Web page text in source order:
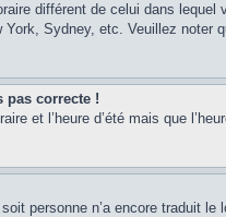
différent de celui dans
Sydney, etc. Veuillez
pas correcte !
et l’heure d’été mais que
personne n’a encore traduit